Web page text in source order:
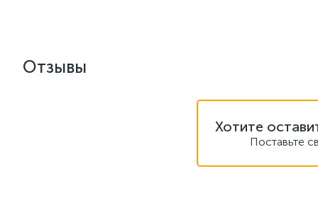
Отзывы
Хотите
Поставьте